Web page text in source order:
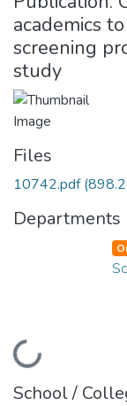
academics
screening
study
Files
10742.pdf
Departments
Loading...
School /